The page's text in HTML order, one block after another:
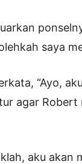
saya
“Ayo,
agar
aku akan